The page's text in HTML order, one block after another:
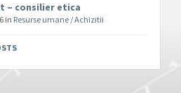
– consilier etica
in Resurse umane / Achizitii